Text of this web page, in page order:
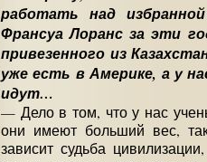
работать над
Франсуа Лоранс за эти
привезенного из
уже есть в Америке, а у
идут…
— Дело в том, что у нас
они имеют больший вес,
зависит судьба